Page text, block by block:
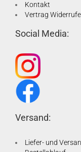
Kontakt
Vertrag
Social Media:
Versand:
Liefer- und